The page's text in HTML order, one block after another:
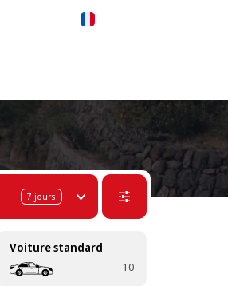
7 jours
Voiture standard
10